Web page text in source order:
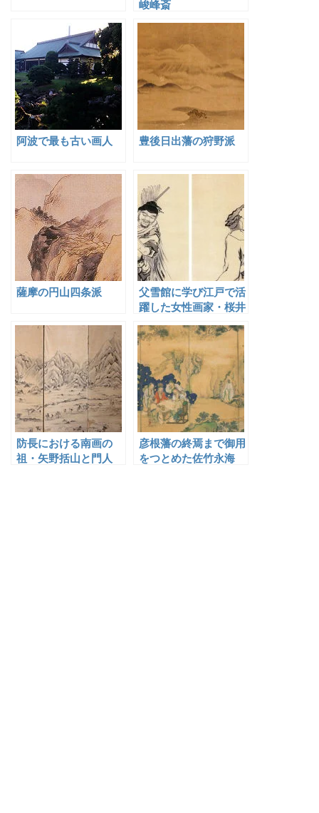
峻峰斎
阿波で最も古い画人 豊後日出藩の狩野派
薩摩の円山四条派
父雪館に学び江戸で活
躍した女性画家・桜井
雪保
防長における南画の
祖・矢野括山と門人
彦根藩の終焉まで御用
をつとめた佐竹永海